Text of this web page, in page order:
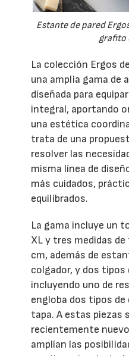
Estante de pared
grafito
La colección Ergos
una amplia gama de
diseñada para
integral, aportando
una estética
trata de una
resolver las
misma línea de
más cuidados,
equilibrados.
La gama incluye un
XL y tres medidas
cm, además de
colgador, y dos
incluyendo uno de
engloba dos tipos
tapa. A estas piezas
recientemente
amplían las